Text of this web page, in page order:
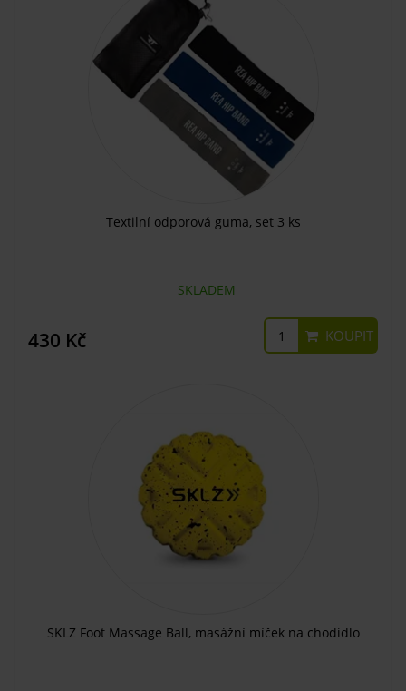
Textilní odporová guma, set 3 ks
SKLADEM
430 Kč KOUPIT
SKLZ Foot Massage Ball, masážní míček na chodidlo